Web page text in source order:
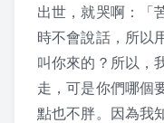
2016 暑
2015 上
懷少節
出世，就哭啊：「
時不會說話，所以
叫你來的？所以，
走，可是你們哪個
點也不胖。因為我